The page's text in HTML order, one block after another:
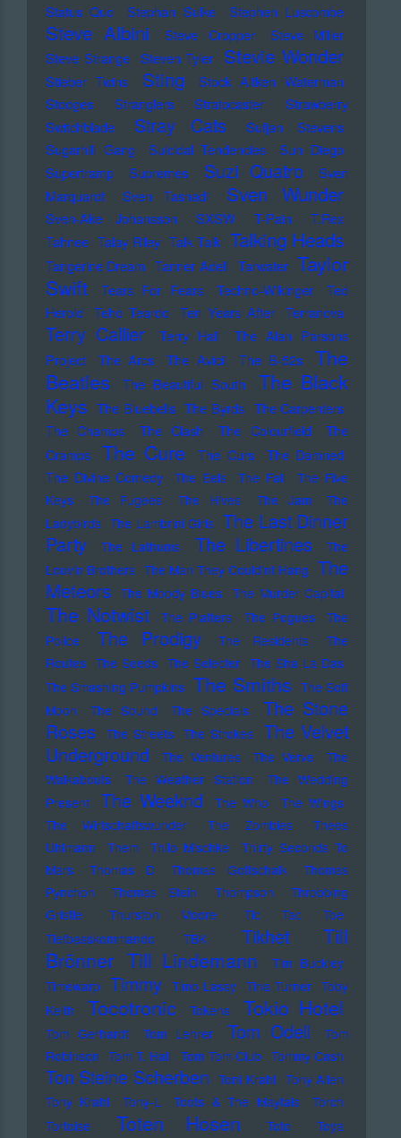
Status Quo
Stephan Sulke Stephen Luscombe
Steve Albini Steve Cropper
Steve Miller
Steve Strange Steven Tyler Stevie Wonder
Stieber Twins Sting
Stock Aitken Waterman
Stooges
Stranglers Stratocaster
Strawberry
Switchblade
Stray Cats
Sufjan Stevens
Sugarhill Gang
Suicidal Tendencies
Sun Diego
Supertramp
Supremes Suzi Quatro
Sven
Marquardt
Sven Tasnadi Sven Wunder
Sven-Ake Johansson SXSW T-Pain
T.Rex
Tahnee Talay Riley Talk Talk Talking Heads
Tangerine Dream Tanner Adell Tarwater Taylor
Swift
Tears For Fears Techno-Wikinger
Ted
Herold
Teho Teardo Ten Years After Terranova
Terry Callier Terry Hall
The Alan Parsons
Project
The Arcs The Avicii The B-52s
The
Beatles
The Beautiful South
The Black
Keys The Bluebells The Byrds The Carpenters
The Champs
The Clash The Colourfield
The
Cramps
The Cure The Curs
The Damned
The Divine Comedy
The Eels The Fall
The Five
Keys
The Fugees The Hives The Jam
The
Ladybirds The Lambrini Girls The Last Dinner
Party
The Lathums The Libertines
The
Louvin Brothers The Man They Could'nt Hang The
Meteors The Moody Blues The Murder Capital
The Notwist The Platters The Pogues
The
Police
The Prodigy The Residents
The
Routes The Seeds The Selecter The Sha La Das
The Smashing Pumpkins The Smiths The Soft
Moon
The Sound The Specials
The Stone
Roses
The Streets The Strokes
The Velvet
Underground
The Ventures The Verve
The
Walkabouts
The Weather Station
The Wedding
Present
The Weeknd The Who
The Wings
The Wirtschaftswunder
The Zombies
Thees
Uhlmann
Them Thilo Mischke
Thirty Seconds To
Mars
Thomas D Thomas Gottschalk
Thomas
Pynchon
Thomas Stein Thompson
Throbbing
Gristle
Thurston Moore
Tic Tac Toe
Tiefbasskommando TBK
Tikhet
Till
Brönner Till Lindemann
Tim Buckley
Timewarp Timmy Timo Lassy Tina Turner Toby
Keith
Tocotronic Tokens Tokio Hotel
Tom Gerhardt Tom Lehrer Tom Odell
Tom
Robinson Tom T. Hall Tom Tom Club Tommy Cash
Ton Steine Scherben Toni Krahl Tony Allen
Tony Krahl
Tony-L Toots & The Maytals
Torch
Tortoise
Toten Hosen Toto
Toya